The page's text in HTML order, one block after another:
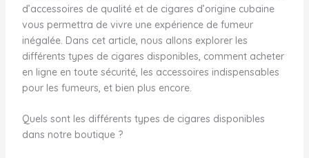
d’accessoires de qualité et de cigares d’origine cubaine
vous permettra de vivre une expérience de fumeur
inégalée. Dans cet article, nous allons explorer les
différents types de cigares disponibles, comment acheter
en ligne en toute sécurité, les accessoires indispensables
pour les fumeurs, et bien plus encore.
Quels sont les différents types de cigares disponibles
dans notre boutique ?